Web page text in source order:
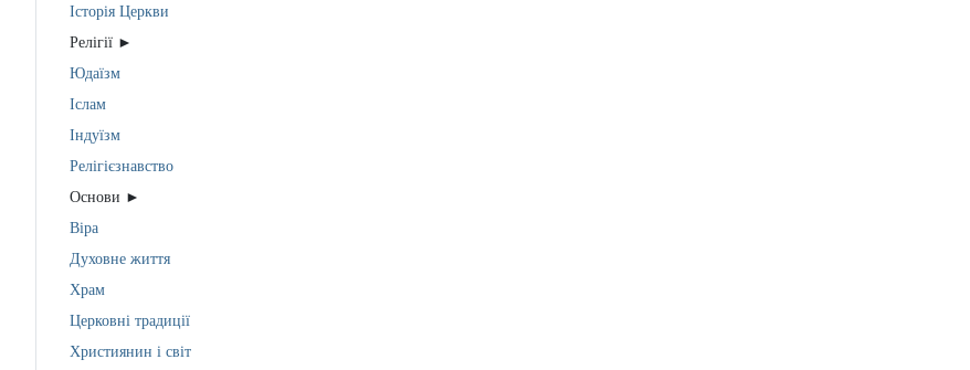
Історія Церкви
Релігії ►
Юдаїзм
Іслам
Індуїзм
Релігієзнавство
Основи ►
Віра
Духовне життя
Храм
Церковні традиції
Християнин і світ